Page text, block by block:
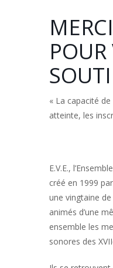
POUR
« La capacité
atteinte, les
E.V.E.,
créé en 1999
une vingtaine
animés d’une
ensemble les
sonores des